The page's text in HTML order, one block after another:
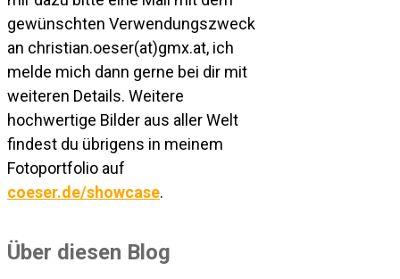
gewünschten Verwendungszweck
an christian.oeser(at)gmx.at, ich
melde mich dann gerne bei dir mit
weiteren Details. Weitere
hochwertige Bilder aus aller Welt
findest du übrigens in meinem
Fotoportfolio auf
coeser.de/showcase.
Über diesen Blog